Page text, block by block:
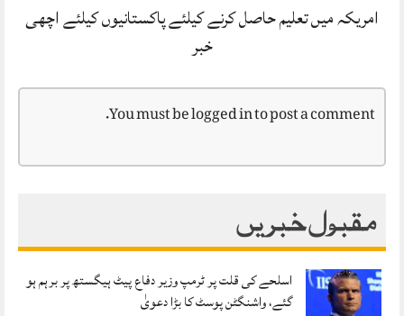
امریکہ میں تعلیم حاصل کرنے کیلئے پاکستانیوں کیلئے اچھی
خبر
You must belogged into post a comment.
مقبول خبریں
اسلحے کی قلت پر ٹرمپ وزیر دفاع پیٹ ہیگستھ پر برہم ہو
گئے، واشنگٹن پوسٹ کا بڑا دعویٰ